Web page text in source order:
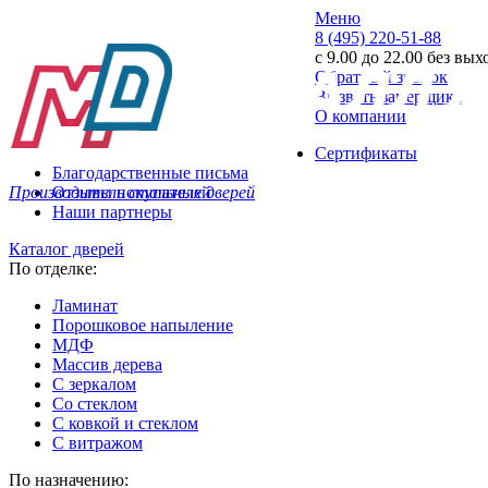
Производитель стальных дверей
Меню
8 (495) 220-51-88
с 9.00 до 22.00 без
Обратный звонок
Вызвать замерщика
О компании
Сертификаты
Благодарственные письма
Отзывы покупателей
Наши партнеры
Каталог дверей
По отделке:
Ламинат
Порошковое напыление
МДФ
Массив дерева
С зеркалом
Со стеклом
С ковкой и стеклом
С витражом
По назначению: